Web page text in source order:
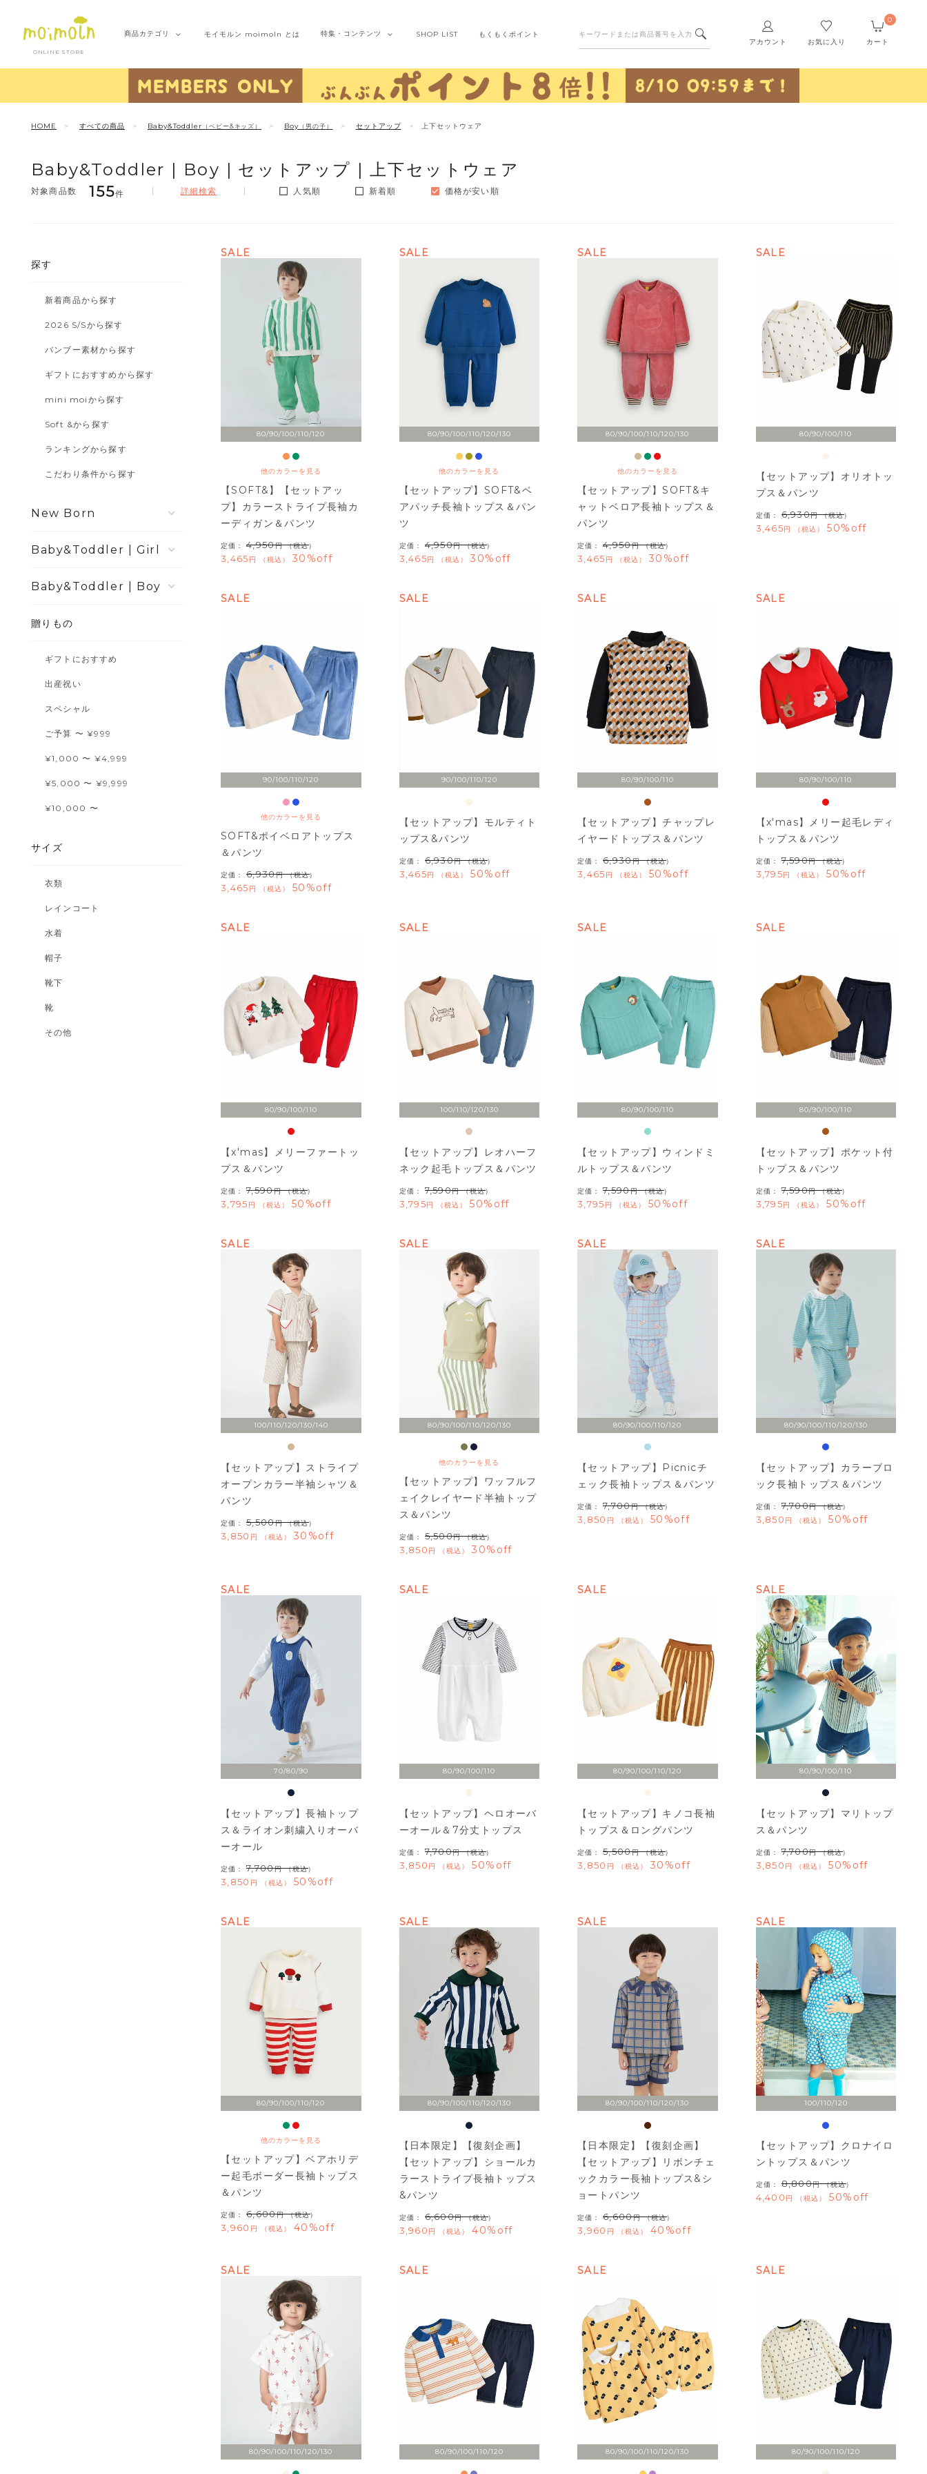
ONLINE STORE
アカウント お気に入り カート
0
商品カテゴリ モイモルン moimoln とは 特集・ コンテンツ SHOP LIST もくもくポイント
HOME すべての商品 Baby&Toddler （ベビー&キッズ） Boy （男の子） セットアップ 上下セットウェア
人気順 新着順 価格が安い順
155件 詳細検索
Baby&Toddler | Boy | セットアップ |上下セットウェア
探す
新着商品から探す
2026 S/Sから探す
バンブー素材から探す
ギフトにおすすめから探す
mini moiから探す
Soft &から探す
ランキングから探す
こだわり条件から探す
New Born
Girl
Boy
贈りもの
ギフトにおすすめ
出産祝い
スペシャル
ご予算 〜 ¥999
¥1,000 〜 ¥4,999
¥5,000 〜 ¥9,999
¥10,000 〜
サイズ
衣類
レインコート
水着
帽子
靴下
靴
その他
80/90/100/110/120
他のカラーを見る
SALE
【SOFT&】【セットアッ
プ】カラーストライプ長袖カ
ーディガン＆パンツ
定価： 4,950 （税込）
3,465 税込 30%off
80/90/100/110/120/130
他のカラーを見る
SALE
【セットアップ】SOFT&ベ
アパッチ長袖トップス＆パン
ツ
定価： 4,950 （税込）
3,465 税込 30%off
80/90/100/110/120/130
他のカラーを見る
SALE
【セットアップ】SOFT&キ
ャットベロア長袖トップス＆
パンツ
定価： 4,950 （税込）
3,465 税込 30%off
80/90/100/110
SALE
【セットアップ】オリオトッ
プス＆パンツ
定価： 6,930 （税込）
3,465 税込 50%off
90/100/110/120
他のカラーを見る
SALE
SOFT&ポイベロアトップス
＆パンツ
定価： 6,930 （税込）
3,465 税込 50%off
90/100/110/120
SALE
【セットアップ】モルティト
ップス&パンツ
定価： 6,930 （税込）
3,465 税込 50%off
80/90/100/110
SALE
【セットアップ】チャップレ
イヤードトップス＆パンツ
定価： 6,930 （税込）
3,465 税込 50%off
80/90/100/110
SALE
【x'mas】メリー起毛レディ
トップス＆パンツ
定価： 7,590 （税込）
3,795 税込 50%off
80/90/100/110
SALE
【x'mas】メリーファートッ
プス＆パンツ
定価： 7,590 （税込）
3,795 税込 50%off
100/110/120/130
SALE
【セットアップ】レオハーフ
ネック起毛トップス＆パンツ
定価： 7,590 （税込）
3,795 税込 50%off
80/90/100/110
SALE
【セットアップ】ウィンドミ
ルトップス＆パンツ
定価： 7,590 （税込）
3,795 税込 50%off
80/90/100/110
SALE
【セットアップ】ポケット付
トップス＆パンツ
定価： 7,590 （税込）
3,795 税込 50%off
100/110/120/130/140
SALE
【セットアップ】ストライプ
オープンカラー半袖シャツ＆
パンツ
定価： 5,500 （税込）
3,850 税込 30%off
80/90/100/110/120/130
他のカラーを見る
SALE
【セットアップ】ワッフルフ
ェイクレイヤード半袖トップ
ス＆パンツ
定価： 5,500 （税込）
3,850 税込 30%off
80/90/100/110/120
SALE
【セットアップ】Picnicチ
ェック長袖トップス＆パンツ
定価： 7,700 （税込）
3,850 税込 50%off
80/90/100/110/120/130
SALE
【セットアップ】カラーブロ
ック長袖トップス＆パンツ
定価： 7,700 （税込）
3,850 税込 50%off
70/80/90
SALE
【セットアップ】長袖トップ
ス＆ライオン刺繍入りオーバ
ーオール
定価： 7,700 （税込）
3,850 税込 50%off
80/90/100/110
SALE
【セットアップ】ヘロオーバ
ーオール＆7分丈トップス
定価： 7,700 （税込）
3,850 税込 50%off
80/90/100/110/120
SALE
【セットアップ】キノコ長袖
トップス＆ロングパンツ
定価： 5,500 （税込）
3,850 税込 30%off
80/90/100/110
SALE
【セットアップ】マリトップ
ス＆パンツ
定価： 7,700 （税込）
3,850 税込 50%off
80/90/100/110/120
他のカラーを見る
SALE
【セットアップ】ベアホリデ
ー起毛ボーダー長袖トップス
＆パンツ
定価： 6,600 （税込）
3,960 税込 40%off
80/90/100/110/120/130
SALE
【日本限定】【復刻企画】
【セットアップ】ショールカ
ラーストライプ長袖トップス
&パンツ
定価： 6,600 （税込）
3,960 税込 40%off
80/90/100/110/120/130
SALE
【日本限定】【復刻企画】
【セットアップ】リボンチェ
ックカラー長袖トップス&シ
ョートパンツ
定価： 6,600 （税込）
3,960 税込 40%off
100/110/120
SALE
【セットアップ】クロナイロ
ントップス＆パンツ
定価： 8,800 （税込）
4,400 税込 50%off
80/90/100/110/120/130
SALE
80/90/100/110/120
SALE
80/90/100/110/120/130
SALE
80/90/100/110/120
SALE